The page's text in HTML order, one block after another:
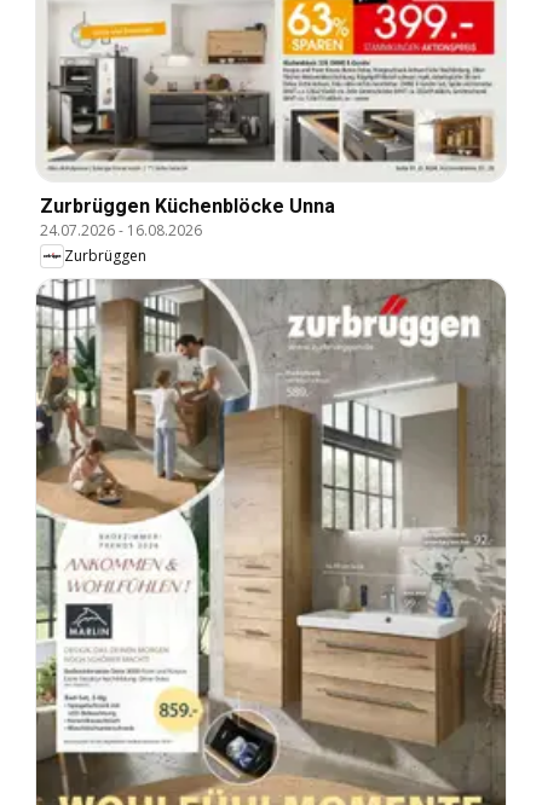
Zurbrüggen Küchenblöcke Unna
24.07.2026- 16.08.2026
Zurbrüggen